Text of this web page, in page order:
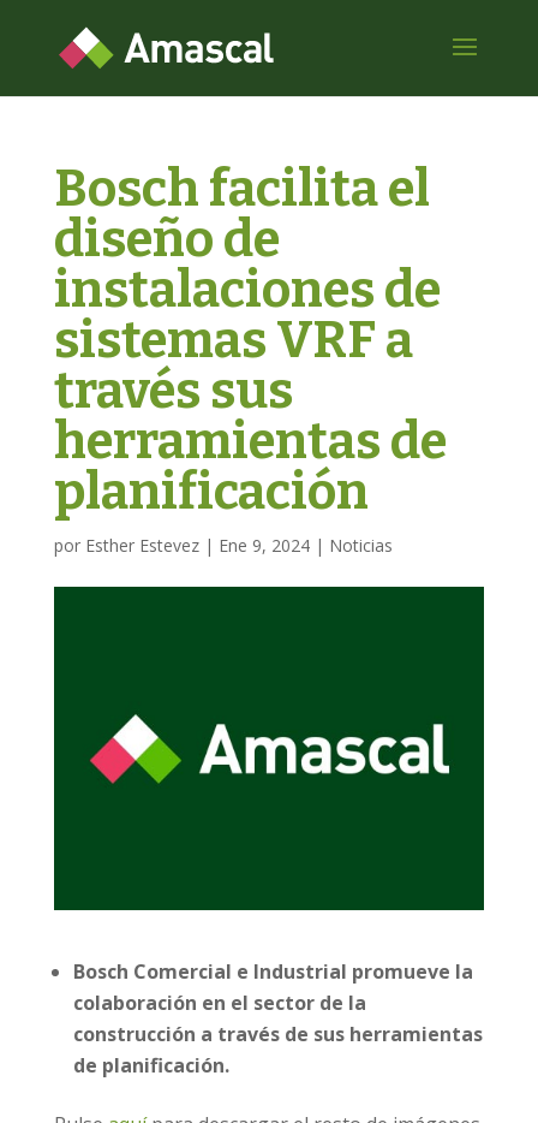
Bosch facilita el
diseño de
instalaciones de
sistemas VRF a
través sus
herramientas de
planificación
por Esther Estevez| Ene 9, 2024| Noticias
Bosch Comercial e Industrial promueve la
colaboración en el sector de la
construcción a través de sus herramientas
de planificación.